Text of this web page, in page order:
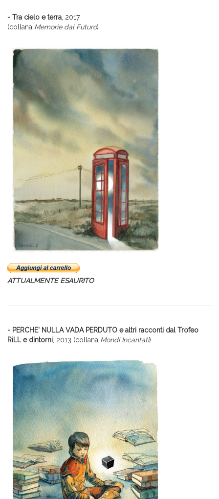
- Tra cielo e terra , 2017
(collana Memorie dal Futuro)
ATTUALMENTE ESAURITO
- PERCHE' NULLA VADA PERDUTO e altri racconti dal Trofeo
RiLL e dintorni , 2013 (collana Mondi Incantati)